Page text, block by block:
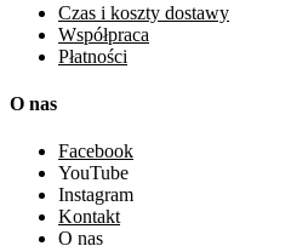
Czas i koszty dostawy
Współpraca
Płatności
O nas
Facebook
YouTube
Instagram
Kontakt
O nas